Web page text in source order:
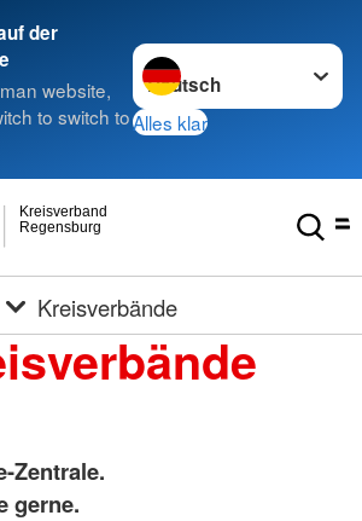
der
website,
to switch to
Sprache wechseln zu
Alles klar
Regensburg
Kreisverband
Kreisverbände
Zentrale.
gerne.